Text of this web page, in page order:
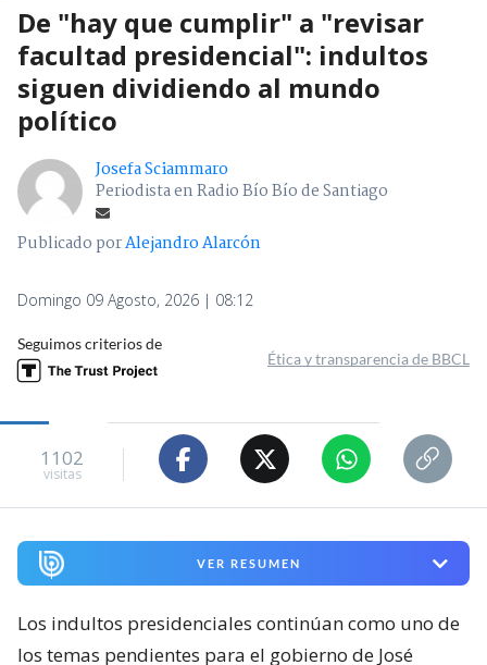
De "hay que cumplir" a "revisar
facultad presidencial": indultos
siguen dividiendo al mundo
político
Josefa Sciammaro
Periodista en Radio Bío Bío de Santiago
Publicado porAlejandro Alarcón
Domingo 09 Agosto, 2026 | 08:12
Seguimos criterios de
Ética y transparencia de BBCL
1102
visitas
VER RESUMEN
Los indultos presidenciales continúan como uno de
los temas pendientes para el gobierno de José